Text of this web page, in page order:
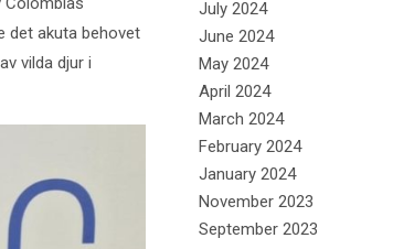
det akuta behovet
vilda djur i
July 2024
June 2024
May 2024
April 2024
March 2024
February 2024
January 2024
November 2023
September 2023